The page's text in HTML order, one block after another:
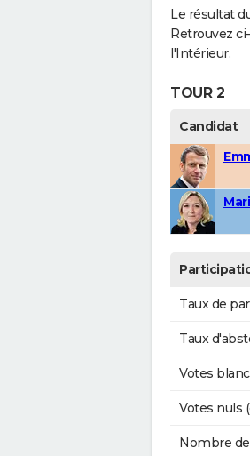
Le résultat
Retrouvez
l'Intérieur.
TOUR 2
Candidat
Taux de
Taux
Votes
Votes nuls
Nombre